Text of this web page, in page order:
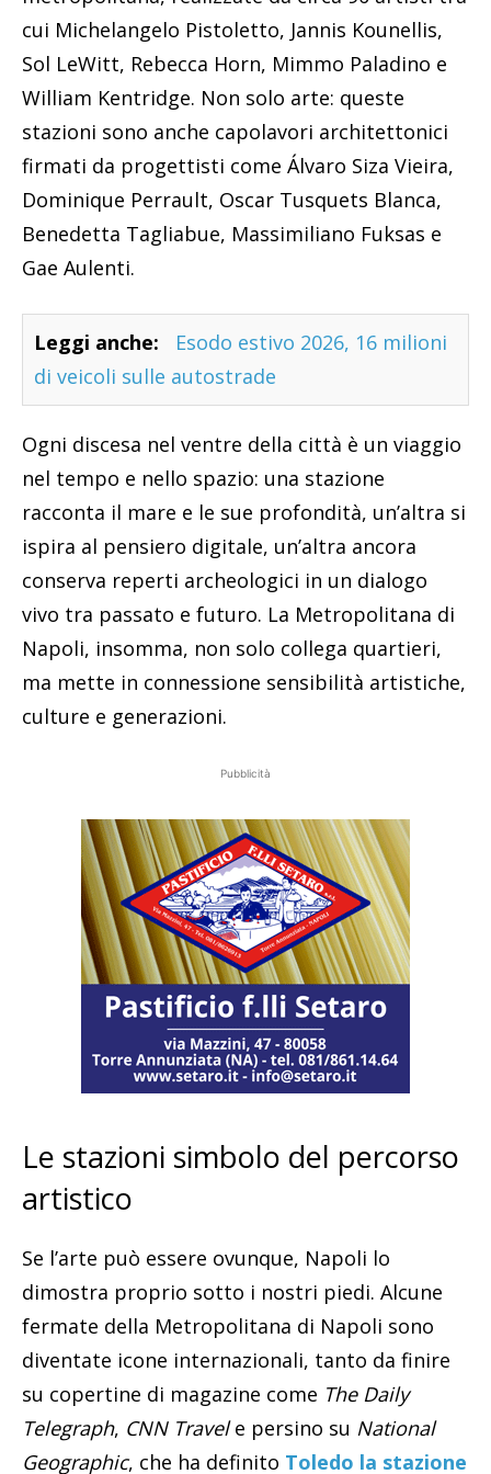
cui Michelangelo Pistoletto, Jannis Kounellis,
Sol LeWitt, Rebecca Horn, Mimmo Paladino e
William Kentridge. Non solo arte: queste
stazioni sono anche capolavori architettonici
firmati da progettisti come Álvaro Siza Vieira,
Dominique Perrault, Oscar Tusquets Blanca,
Benedetta Tagliabue, Massimiliano Fuksas e
Gae Aulenti.
Leggi anche:
Esodo estivo 2026, 16 milioni
di veicoli sulle autostrade
Ogni discesa nel ventre della città è un viaggio
nel tempo e nello spazio: una stazione
racconta il mare e le sue profondità, un’altra si
ispira al pensiero digitale, un’altra ancora
conserva reperti archeologici in un dialogo
vivo tra passato e futuro. La Metropolitana di
Napoli, insomma, non solo collega quartieri,
ma mette in connessione sensibilità artistiche,
culture e generazioni.
Pubblicità
Le stazioni simbolo del percorso
artistico
Se l’arte può essere ovunque, Napoli lo
dimostra proprio sotto i nostri piedi. Alcune
fermate della Metropolitana di Napoli sono
diventate icone internazionali, tanto da finire
su copertine di magazine come The Daily
Telegraph, CNN Travele persino su National
Geographic, che ha definito Toledo la stazione